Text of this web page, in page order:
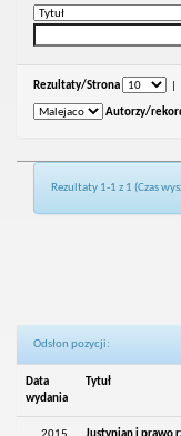
Rezultaty/Strona
Autorzy/
Rezultaty 1-1 z 1 (Czas
Odsłon pozycji:
Data
wydania
Tytuł